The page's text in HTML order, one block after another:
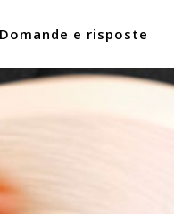
Domande e risposte